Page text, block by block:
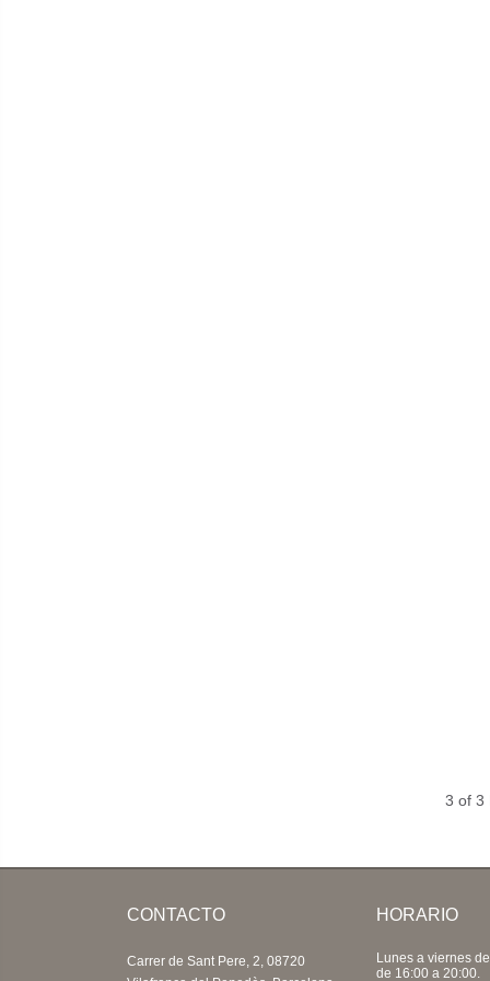
3 of 3
CONTACTO
Carrer de Sant Pere, 2, 08720
HORARIO
Lunes a viernes
de 16:00 a 20:00.